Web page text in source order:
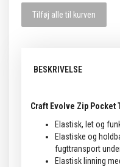
Tilføj alle til kurven
BESKRIVELSE
Craft Evolve Zip
Elastisk, let og
Elastiske og
fugttransport
Elastisk linning